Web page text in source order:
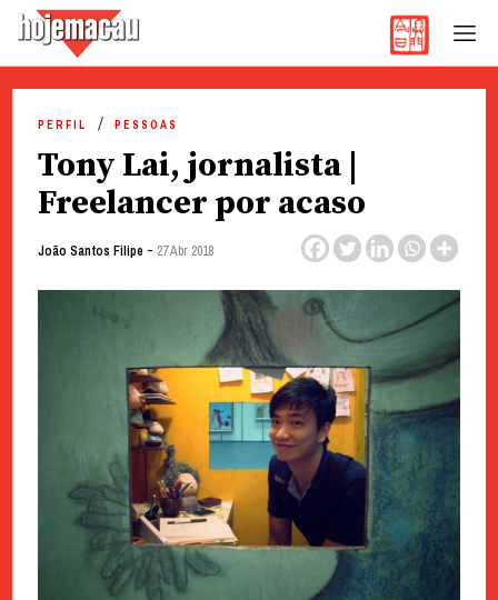
content
PERFIL PESSOAS
Tony Lai, jornalista |
Freelancer por acaso
João Santos Filipe - 27 Abr 2018